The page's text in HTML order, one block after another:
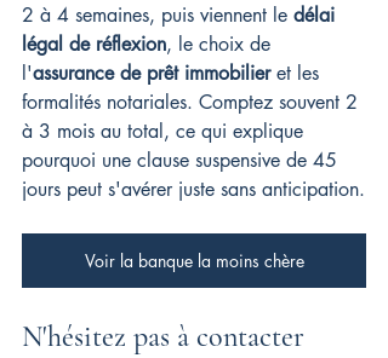
2 à 4 semaines, puis viennent le délai
légal de réflexion, le choix de
l'assurance de prêt immobilier et les
formalités notariales. Comptez souvent 2
à 3 mois au total, ce qui explique
pourquoi une clause suspensive de 45
jours peut s'avérer juste sans anticipation.
Voir la banque la moins chère
N'hésitez pas à contacter